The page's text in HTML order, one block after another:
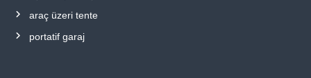
araç üzeri tente
portatif garaj